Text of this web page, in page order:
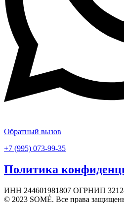
Обратный вызов
+7 (995) 073-99-35
Политика
ИНН 244601981807 ОГРНИП
© 2023 SOMÉ. Все права